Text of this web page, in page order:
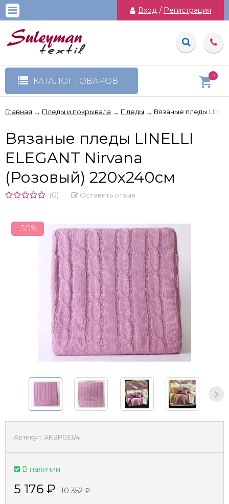
Вход / Регистрация
КАТАЛОГ ТОВАРОВ
0
Главная → Пледы и покрывала → Пледы → Вязаные пледы
Вязаные пледы LINELLI
ELEGANT Nirvana
(Розовый) 220х240см
(0) Оставить отзыв
-50%
Артикул: AKBP033/4
В наличии
5 176 ₽ 10 352₽